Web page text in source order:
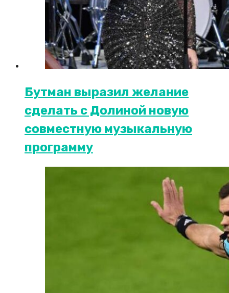
Бутман выразил желание
сделать с Долиной новую
совместную музыкальную
программу